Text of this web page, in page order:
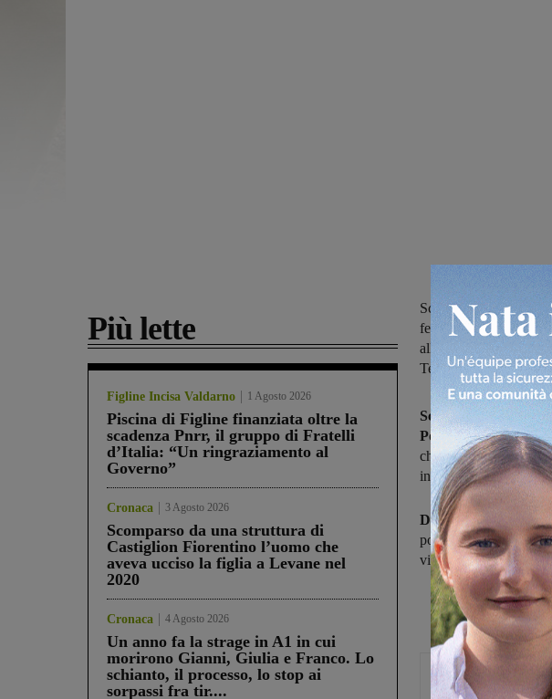
Più lette
Figline Incisa Valdarno 1 Agosto 2026
Piscina di Figline finanziata oltre la
scadenza Pnrr, il gruppo di Fratelli
d’Italia: “Un ringraziamento al
Governo”
Cronaca 3 Agosto 2026
Scomparso da una struttura di
Castiglion Fiorentino l’uomo che
aveva ucciso la figlia a Levane nel
2020
Cronaca 4 Agosto 2026
Un anno fa la strage in A1 in cui
morirono Gianni, Giulia e Franco. Lo
schianto, il processo, lo stop ai
sorpassi fra tir....
Scontro tra un
ferito in maniera non
all’ospedale della
Terranuova
Scontro tra un
Poggilupi:ferito in
che è stato trasportato
intervenuto sul posto.
Disagi al traffico e
posto gli agenti della
viabilità.